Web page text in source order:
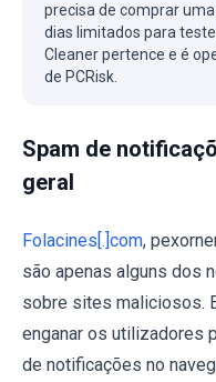
precisa de comprar
dias limitados para
Cleaner pertence e é
de PCRisk.
Spam de
geral
Folacines[.]com,
são apenas alguns dos
sobre sites maliciosos.
enganar os utilizadores
de notificações no